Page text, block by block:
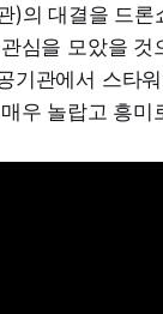
)의 대결을 드론
심을 모았을 것
기관에서 스타
우 놀랍고 흥미